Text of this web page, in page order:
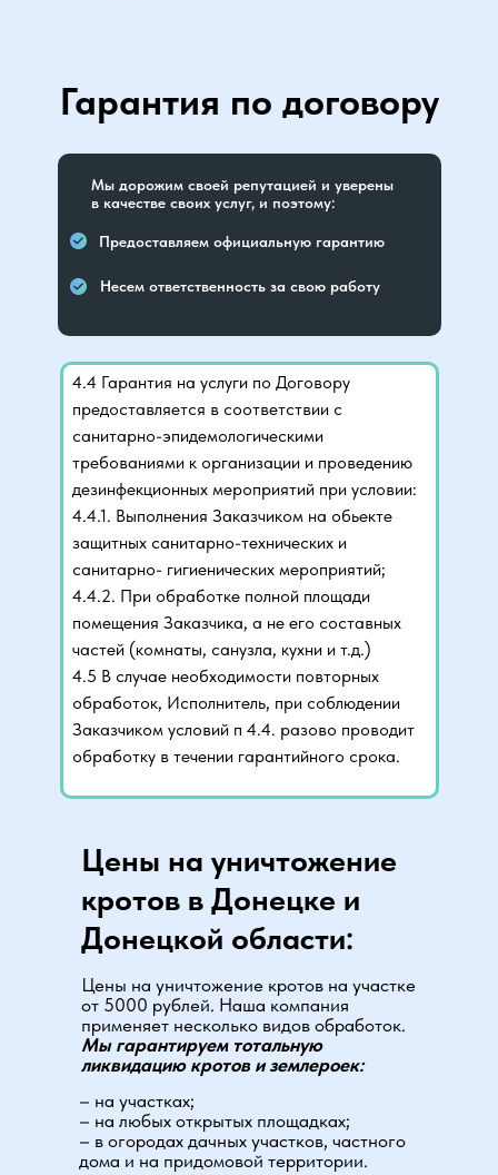
Гарантия по договору
4.4 Гарантия на услуги по Договору
предоставляется в соответствии с
санитарно-эпидемологическими
требованиями к организации и проведению
дезинфекционных мероприятий при условии:
4.4.1. Выполнения Заказчиком на обьекте
защитных санитарно-технических и
санитарно- гигиенических мероприятий;
4.4.2. При обработке полной площади
помещения Заказчика, а не его составных
частей (комнаты, санузла, кухни и т.д.)
4.5 В случае необходимости повторных
обработок, Исполнитель, при соблюдении
Заказчиком условий п 4.4. разово проводит
обработку в течении гарантийного срока.
Мы дорожим своей репутацией и уверены
в качестве своих услуг, и поэтому:
Предоставляем официальную гарантию
Несем ответственность за свою работу
Цены на уничтожение кротов на участке
от 5000 рублей. Наша компания
применяет несколько видов обработок.
Мы гарантируем тотальную
ликвидацию кротов и землероек:
Цены на уничтожение
кротов в Донецке и
Донецкой области:
– на участках;
– на любых открытых площадках;
– в огородах дачных участков, частного
дома и на придомовой территории.